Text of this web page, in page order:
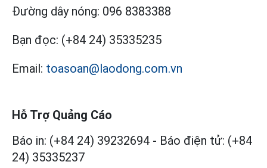
Đường dây nóng: 096 8383388
Bạn đọc: (+84 24) 35335235
Email: toasoan@laodong.com.vn
Hỗ Trợ Quảng Cáo
Báo in: (+84 24) 39232694 - Báo điện tử: (+84
24) 35335237